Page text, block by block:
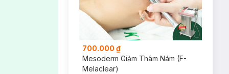
700.000 ₫
Mesoderm Giảm Thâm Nám (F-
Melaclear)